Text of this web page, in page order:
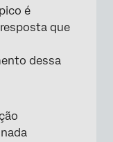
é
que
dessa